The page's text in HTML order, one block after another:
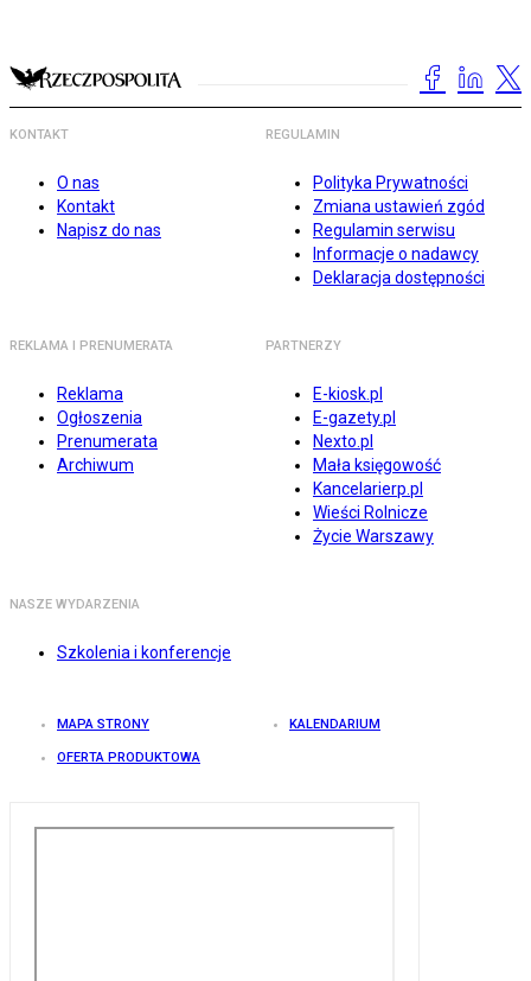
KONTAKT
O nas
Kontakt
Napisz do nas
REGULAMIN
Polityka Prywatności
Zmiana ustawień zgód
Regulamin serwisu
Informacje o nadawcy
Deklaracja dostępności
REKLAMA I PRENUMERATA
Reklama
Ogłoszenia
Prenumerata
Archiwum
PARTNERZY
E-kiosk.pl
E-gazety.pl
Nexto.pl
Mała księgowość
Kancelarierp.pl
Wieści Rolnicze
Życie Warszawy
NASZE WYDARZENIA
Szkolenia i konferencje
MAPA STRONY KALENDARIUM
OFERTA PRODUKTOWA